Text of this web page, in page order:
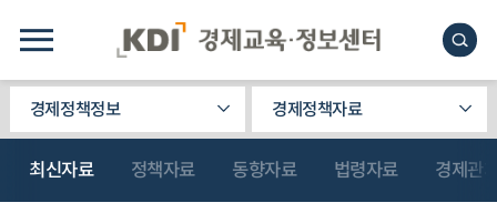
경제정책정보 경제정책자료
최신자료 정책자료 동향자료 법령자료 경제관